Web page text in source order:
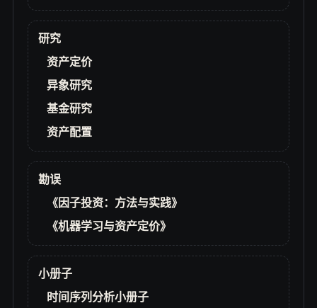
研究
资产定价
异象研究
基金研究
资产配置
勘误
《因子投资：方法与实践》
《机器学习与资产定价》
小册子
时间序列分析小册子